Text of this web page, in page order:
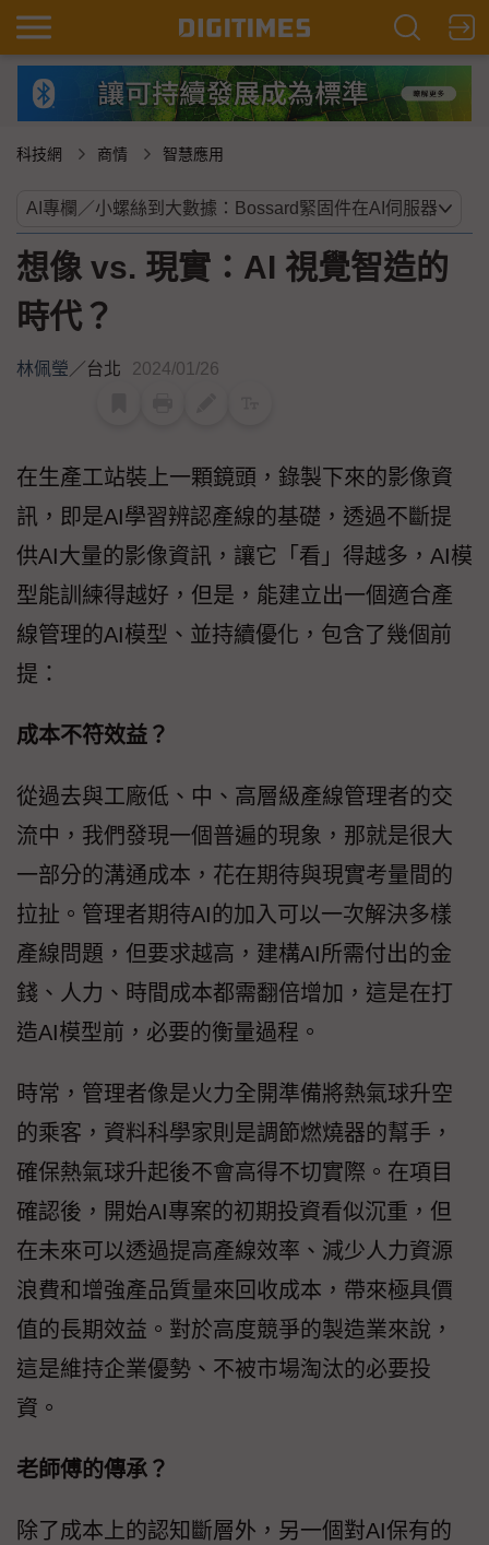
科技網 商情 智慧應用
想像 vs. 現實：AI 視覺智造的
時代？
林佩瑩／台北 2024/01/26
在生產工站裝上一顆鏡頭，錄製下來的影像資
訊，即是AI學習辨認產線的基礎，透過不斷提
供AI大量的影像資訊，讓它「看」得越多，AI模
型能訓練得越好，但是，能建立出一個適合產
線管理的AI模型、並持續優化，包含了幾個前
提：
成本不符效益？
從過去與工廠低、中、高層級產線管理者的交
流中，我們發現一個普遍的現象，那就是很大
一部分的溝通成本，花在期待與現實考量間的
拉扯。管理者期待AI的加入可以一次解決多樣
產線問題，但要求越高，建構AI所需付出的金
錢、人力、時間成本都需翻倍增加，這是在打
造AI模型前，必要的衡量過程。
時常，管理者像是火力全開準備將熱氣球升空
的乘客，資料科學家則是調節燃燒器的幫手，
確保熱氣球升起後不會高得不切實際。在項目
確認後，開始AI專案的初期投資看似沉重，但
在未來可以透過提高產線效率、減少人力資源
浪費和增強產品質量來回收成本，帶來極具價
值的長期效益。對於高度競爭的製造業來說，
這是維持企業優勢、不被市場淘汰的必要投
資。
老師傅的傳承？
除了成本上的認知斷層外，另一個對AI保有的